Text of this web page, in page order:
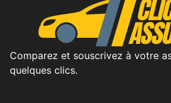
Comparez et souscrivez à votre
quelques clics.